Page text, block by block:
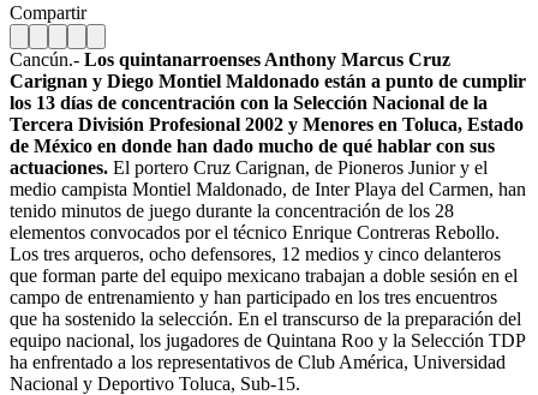
Compartir
Cancún.- Los quintanarroenses Anthony Marcus Cruz
Carignan y Diego Montiel Maldonado están a punto de cumplir
los 13 días de concentración con la Selección Nacional de la
Tercera División Profesional 2002 y Menores en Toluca, Estado
de México en donde han dado mucho de qué hablar con sus
actuaciones. El portero Cruz Carignan, de Pioneros Junior y el
medio campista Montiel Maldonado, de Inter Playa del Carmen, han
tenido minutos de juego durante la concentración de los 28
elementos convocados por el técnico Enrique Contreras Rebollo.
Los tres arqueros, ocho defensores, 12 medios y cinco delanteros
que forman parte del equipo mexicano trabajan a doble sesión en el
campo de entrenamiento y han participado en los tres encuentros
que ha sostenido la selección. En el transcurso de la preparación del
equipo nacional, los jugadores de Quintana Roo y la Selección TDP
ha enfrentado a los representativos de Club América, Universidad
Nacional y Deportivo Toluca, Sub-15.